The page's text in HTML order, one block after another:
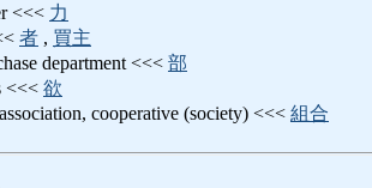
<<< 力
者 , 買主
department <<< 部
<<< 欲
cooperative (society) <<< 組合